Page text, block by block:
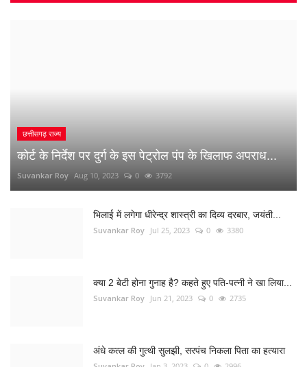
छत्तीसगढ़ राज्य
कोर्ट के निर्देश पर दुर्ग के इस पेट्रोल पंप के खिलाफ अपराध...
Suvankar Roy Aug 10, 2023 0 3792
भिलाई में लगेगा धीरेन्द्र शास्त्री का दिव्य दरबार, जयंती...
Suvankar Roy Jul 25, 2023 0 3380
क्या 2 बेटी होना गुनाह है? कहते हुए पति-पत्नी ने खा लिया...
Suvankar Roy Jun 21, 2023 0 2735
अंधे कत्ल की गुत्थी सुलझी, सरपंच निकला पिता का हत्यारा